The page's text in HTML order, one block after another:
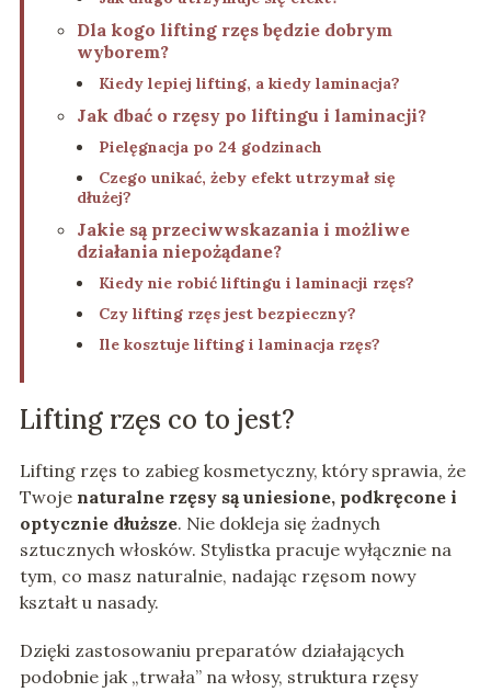
Dla kogo lifting rzęs będzie dobrym
wyborem?
Kiedy lepiej lifting, a kiedy laminacja?
Jak dbać o rzęsy po liftingu i laminacji?
Pielęgnacja po 24 godzinach
Czego unikać, żeby efekt utrzymał się
dłużej?
Jakie są przeciwwskazania i możliwe
działania niepożądane?
Kiedy nie robić liftingu i laminacji rzęs?
Czy lifting rzęs jest bezpieczny?
Ile kosztuje lifting i laminacja rzęs?
Lifting rzęs co to jest?
Lifting rzęs to zabieg kosmetyczny, który sprawia, że
Twoje naturalne rzęsy są uniesione, podkręcone i
optycznie dłuższe. Nie dokleja się żadnych
sztucznych włosków. Stylistka pracuje wyłącznie na
tym, co masz naturalnie, nadając rzęsom nowy
kształt u nasady.
Dzięki zastosowaniu preparatów działających
podobnie jak „trwała” na włosy, struktura rzęsy